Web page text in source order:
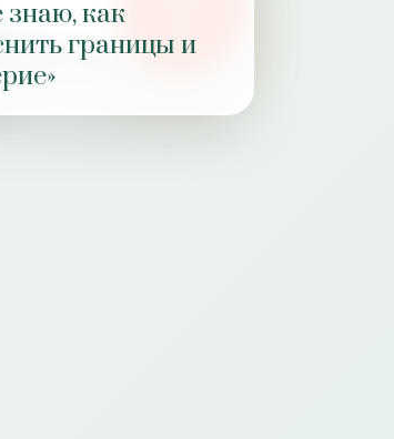
ПРАКТИКИ
знаю, как
границы и